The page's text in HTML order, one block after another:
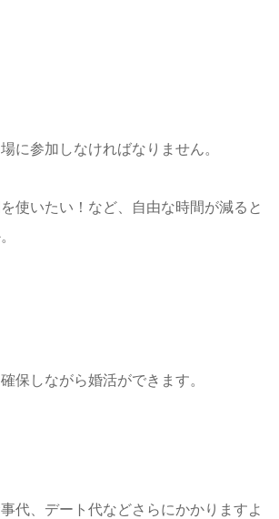
に参加しなければなりません。
使いたい！など、自由な時間が減ると
保しながら婚活ができます。
代、デート代などさらにかかりますよ